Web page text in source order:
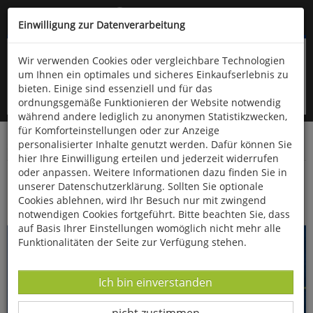
Kompletten Head der Seite überspringen
oder (06766) 9323-960
Startseite Bücher Kinderbücher
Sandmännchens Gute-Nacht-Geschichten
Einwilligung zur Datenverarbeitung
Wir verwenden Cookies oder vergleichbare Technologien
um Ihnen ein optimales und sicheres Einkaufserlebnis zu
bieten. Einige sind essenziell und für das
ordnungsgemäße Funktionieren der Website notwendig
während andere lediglich zu anonymen Statistikzwecken,
für Komforteinstellungen oder zur Anzeige
personalisierter Inhalte genutzt werden. Dafür können Sie
hier Ihre Einwilligung erteilen und jederzeit widerrufen
oder anpassen. Weitere Informationen dazu finden Sie in
unserer Datenschutzerklärung. Sollten Sie optionale
Cookies ablehnen, wird Ihr Besuch nur mit zwingend
notwendigen Cookies fortgeführt. Bitte beachten Sie, dass
auf Basis Ihrer Einstellungen womöglich nicht mehr alle
Funktionalitäten der Seite zur Verfügung stehen.
Datenverarbeitung -
Ich bin einverstanden